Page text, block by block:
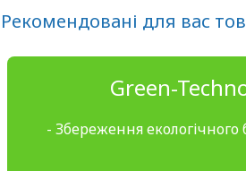
Рекомендовані для вас
Green-
- Збереження екологічного